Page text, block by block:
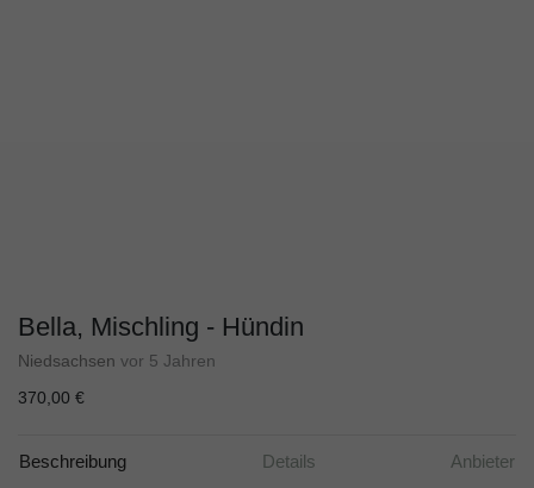
Bella, Mischling - Hündin
Niedsachsen vor 5 Jahren
370,00 €
Beschreibung Details Anbieter